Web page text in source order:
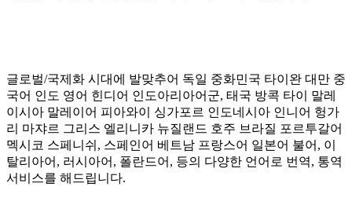
글로벌/국제화 시대에 발맞추어 독일 중화민국 타이완 대만 중
국어 인도 영어 힌디어 인도아리아어군, 태국 방콕 타이 말레
이시아 말레이어 피아와이 싱가포르 인도네시아 인니어 헝가
리 마쟈르 그리스 엘리니카 뉴질랜드 호주 브라질 포르투갈어
멕시코 스페니쉬, 스페인어 베트남 프랑스어 일본어 불어, 이
탈리아어, 러시아어, 폴란드어, 등의 다양한 언어로 번역, 통역
서비스를 해드립니다.